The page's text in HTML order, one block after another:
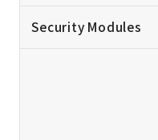
Security Modules